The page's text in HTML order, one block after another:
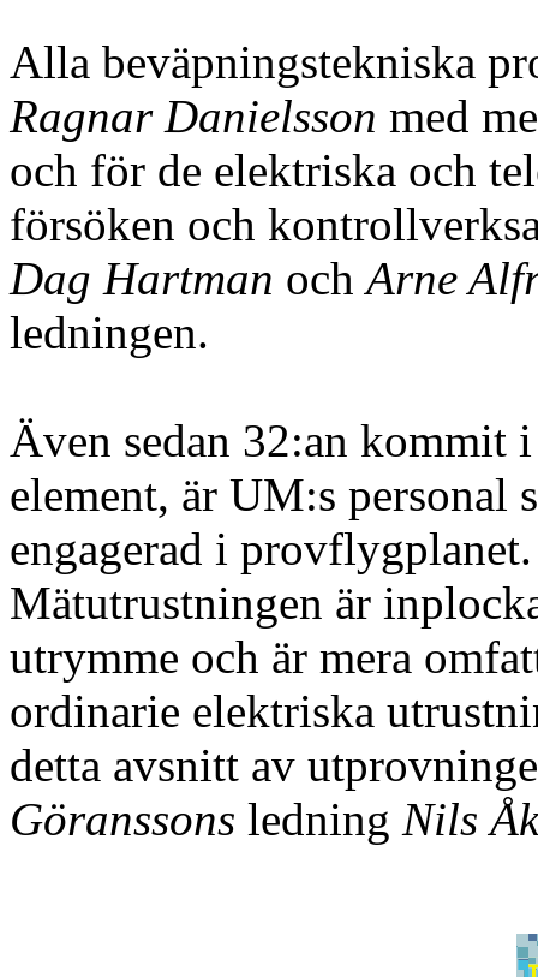
Alla beväpningstekniska
Ragnar Danielsson med
och för de elektriska och
försöken och
Dag Hartman ochArne
ledningen.
Även sedan 32:an kommit
element, är UM:s personal
engagerad i
Mätutrustningen är
utrymme och är mera
ordinarie elektriska
detta avsnitt av
Göranssons ledning Nils